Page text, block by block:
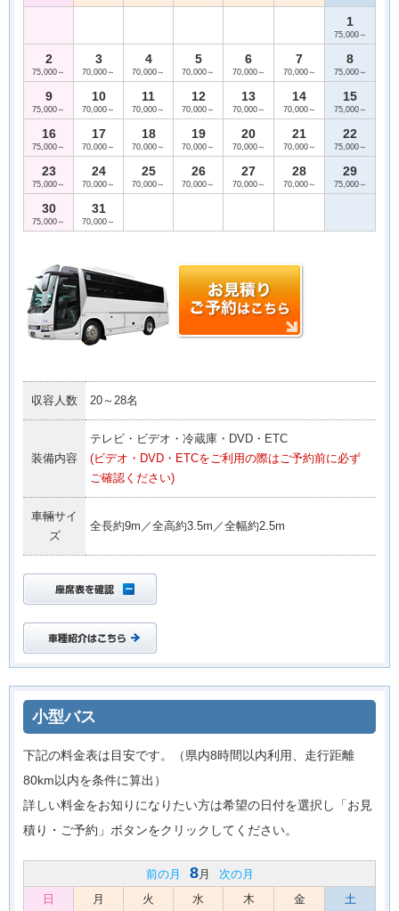
1
75,000～
2
75,000～
3
70,000～
4
70,000～
5
70,000～
6
70,000～
7
70,000～
8
75,000～
9
75,000～
10
70,000～
11
70,000～
12
70,000～
13
70,000～
14
70,000～
15
75,000～
16
75,000～
17
70,000～
18
70,000～
19
70,000～
20
70,000～
21
70,000～
22
75,000～
23
75,000～
24
70,000～
25
70,000～
26
70,000～
27
70,000～
28
70,000～
29
75,000～
30
75,000～
31
70,000～
収容人数 20～28名
装備内容
テレビ・ビデオ・冷蔵庫・DVD・ETC
(ビデオ・DVD・ETCをご利用の際はご予約前に必ず
ご確認ください)
車輛サイ
ズ
全長約9m／全高約3.5m／全幅約2.5m
小型バス
下記の料金表は目安です。（県内8時間以内利用、走行距離
80km以内を条件に算出）
詳しい料金をお知りになりたい方は希望の日付を選択し「お見
積り・ご予約」ボタンをクリックしてください。
前の月 8月
次の月
日
月 火 水 木 金 土